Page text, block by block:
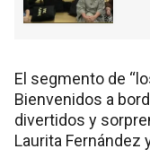
El segmento de
Bienvenidos a
divertidos y
Laurita Fernández